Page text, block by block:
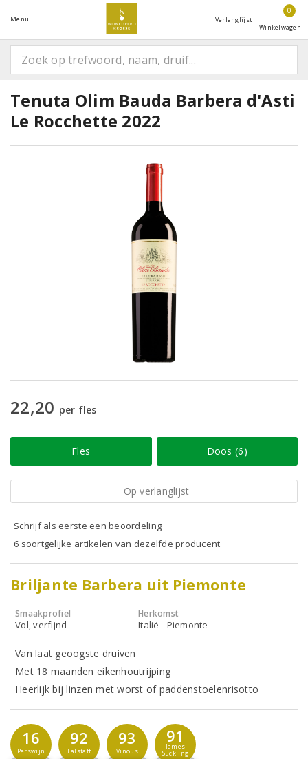
Menu Verlanglijst
0
Winkelwagen
Tenuta Olim Bauda Barbera d'Asti
Le Rocchette 2022
22,20 per fles
Fles Doos (6)
Op verlanglijst
Schrijf als eerste een beoordeling
6 soortgelijke artikelen van dezelfde producent
Briljante Barbera uit Piemonte
Smaakprofiel
Vol, verfijnd
Herkomst
Italië - Piemonte
Van laat geoogste druiven
Met 18 maanden eikenhoutrijping
Heerlijk bij linzen met worst of paddenstoelenrisotto
16
Perswijn
92
Falstaff
93
Vinous
91
James
Suckling